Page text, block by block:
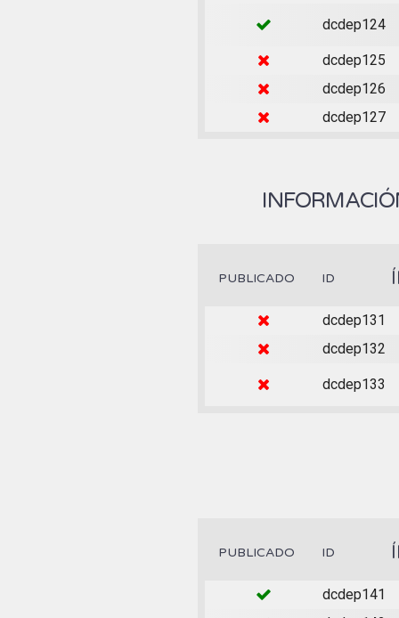
dcdep124
dcdep125
dcdep126
dcdep127
PUBLICADO ID
dcdep131
dcdep132
dcdep133
PUBLICADO ID
dcdep141